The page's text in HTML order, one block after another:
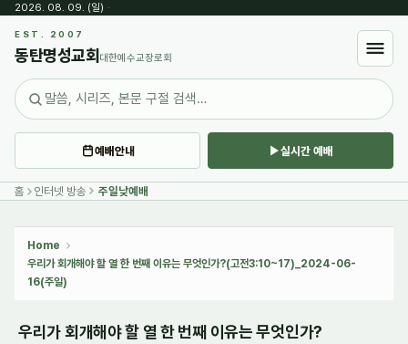
2026. 08. 09. (일) ·
EST. 2007
동탄명성교회 대한예수교장로회
예배안내 실시간 예배
홈 인터넷 방송 주일낮예배
Home
우리가 회개해야 할 열 한 번째 이유는 무엇인가?(고전3:10~17)_2024-06-
16(주일)
우리가 회개해야 할 열 한 번째 이유는 무엇인가?
Sketchbook5, 스케치북5
Sketchbook5, 스케치북5